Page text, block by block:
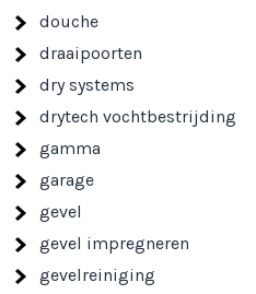
douche
draaipoorten
dry systems
drytech vochtbestrijding
gamma
garage
gevel
gevel impregneren
gevelreiniging